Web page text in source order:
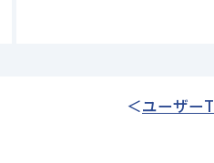
ユーザー